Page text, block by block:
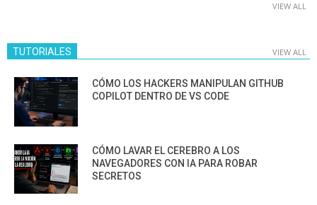
VIEW ALL
TUTORIALES VIEW ALL
CÓMO LOS HACKERS MANIPULAN GITHUB
COPILOT DENTRO DE VS CODE
CÓMO LAVAR EL CEREBRO A LOS
NAVEGADORES CON IA PARA ROBAR
SECRETOS